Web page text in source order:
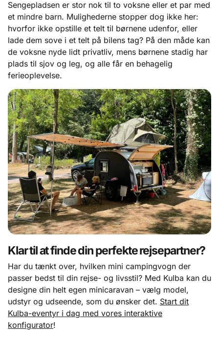
Sengepladsen er stor nok til to voksne eller et par med
et mindre barn. Mulighederne stopper dog ikke her:
hvorfor ikke opstille et telt til børnene udenfor, eller
lade dem sove i et telt på bilens tag? På den måde kan
de voksne nyde lidt privatliv, mens børnene stadig har
plads til sjov og leg, og alle får en behagelig
ferieoplevelse.
Klar til at finde din perfekte rejsepartner?
Har du tænkt over, hvilken mini campingvogn der
passer bedst til din rejse- og livsstil? Med Kulba kan du
designe din helt egen minicaravan – vælg model,
udstyr og udseende, som du ønsker det. Start dit
Kulba-eventyr i dag med vores interaktive
konfigurator!